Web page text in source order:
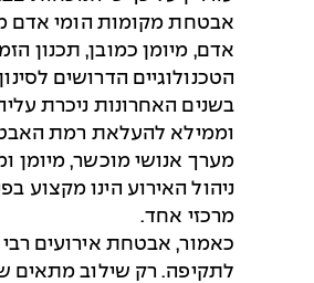
אבטחת מקומות הומי אדם
אדם, מיומן כמובן, תכנון
הטכנולוגיים הדרושים
בשנים האחרונות ניכרת
וממילא להעלאת רמת
מערך אנושי מוכשר, מיומן
ניהול האירוע הינו מקצוע
מרכזי אחד.
כאמור, אבטחת אירועים
לתקיפה. רק שילוב מתאים